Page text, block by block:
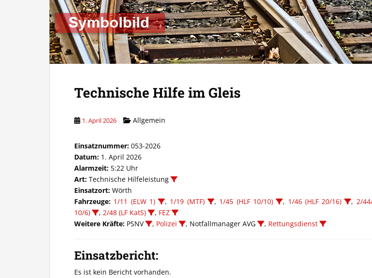
Technische Hilfe im Gleis
1. April 2026 Allgemein
Einsatznummer: 053-2026
Datum: 1. April 2026
Alarmzeit: 5:22 Uhr
Art: Technische Hilfeleistung
Einsatzort: Wörth
Fahrzeuge: 1/11 (ELW 1) , 1/19 (MTF) , 1/45 (HLF 10/10) , 1/46 (HLF 20/16) , 2/
10/6)
, 2/48 (LF KatS) , FEZ
Weitere Kräfte: PSNV , Polizei , Notfallmanager AVG , Rettungsdienst
Einsatzbericht:
Es ist kein Bericht vorhanden.